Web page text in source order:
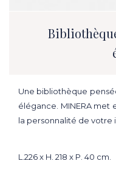
Une bibliothèque
élégance. MINERA
la personnalité de votre
L.226 x H. 218 x P. 40 cm.